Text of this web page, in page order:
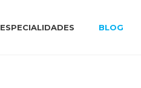
ESPECIALIDADES BLOG